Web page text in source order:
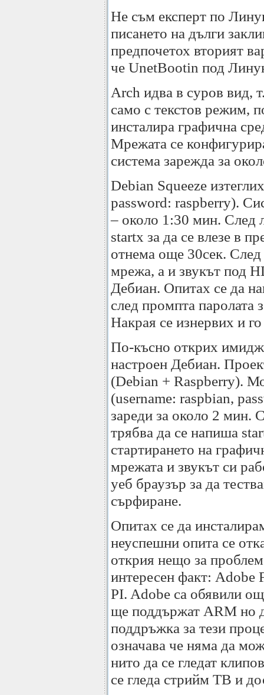
Не съм експерт по
писането на дълги
предпочетох вторият
че UnetBootin под
Arch идва в суров вид,
само с текстов режим,
инсталира графична
Мрежата се
система зарежда за
Debian Squeeze
password: raspberry).
– около 1:30 мин. След
startx за да се влезе в
отнема още 30сек.
мрежа, а и звукът под
Дебиан. Опитах се да
след промпта паролата
Накрая се изнервих и го
По-късно открих
настроен Дебиан.
(Debian + Raspberry).
(username: raspbian,
зареди за около 2 мин.
трябва да се напиша
стартирането на
мрежата и звукът си
уеб браузър за да
сърфиране.
Опитах се да
неуспешни опита се
открия нещо за
интересен факт: Adobe
PI. Adobe са обявили
ще поддържат ARM но
поддръжка за тези
означава че няма да
нито да се гледат
се гледа стрийм ТВ и